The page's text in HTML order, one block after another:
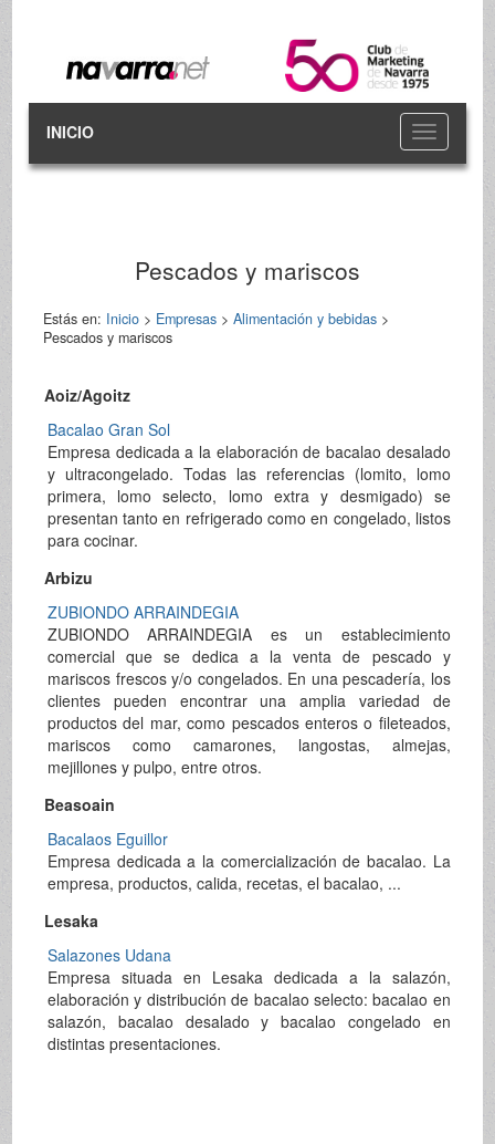
Toggle
navigation
INICIO
Pescados y mariscos
Estás en: Inicio> Empresas> Alimentación y bebidas>
Pescados y mariscos
Aoiz/Agoitz
Bacalao Gran Sol
Empresa dedicada a la elaboración de bacalao desalado
y ultracongelado. Todas las referencias (lomito, lomo
primera, lomo selecto, lomo extra y desmigado) se
presentan tanto en refrigerado como en congelado, listos
para cocinar.
Arbizu
ZUBIONDO ARRAINDEGIA
ZUBIONDO ARRAINDEGIA es un establecimiento
comercial que se dedica a la venta de pescado y
mariscos frescos y/o congelados. En una pescadería, los
clientes pueden encontrar una amplia variedad de
productos del mar, como pescados enteros o fileteados,
mariscos como camarones, langostas, almejas,
mejillones y pulpo, entre otros.
Beasoain
Bacalaos Eguillor
Empresa dedicada a la comercialización de bacalao. La
empresa, productos, calida, recetas, el bacalao, ...
Lesaka
Salazones Udana
Empresa situada en Lesaka dedicada a la salazón,
elaboración y distribución de bacalao selecto: bacalao en
salazón, bacalao desalado y bacalao congelado en
distintas presentaciones.